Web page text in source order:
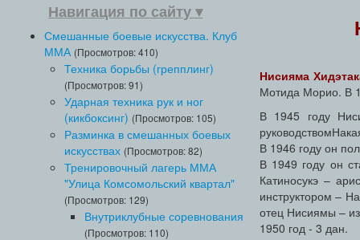
Навигация по сайту ▾
Смешанные боевые искусства. Клуб
ММА (Просмотров: 410)
Техника борьбы (грепплинг)
(Просмотров: 91)
Ударная техника рук и ног
(кикбоксинг) (Просмотров: 105)
Разминка в смешанных боевых
искусствах (Просмотров: 82)
Тренировочный лагерь ММА
"Улица Комсомольский квартал"
(Просмотров: 129)
Внутриклубные соревнования
(Просмотров: 110)
Нисияма
Мотида Морио. В
В 1945 году
В 1946 году он
В 1949 году он
Катиносукэ –
инструктором –
отец Нисиямы –
1950 год - 3 дан.